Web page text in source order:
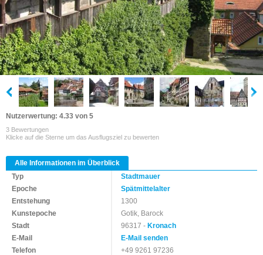
Nutzerwertung: 4.33 von 5
3 Bewertungen
Klicke auf die Sterne um das Ausflugsziel zu bewerten
Alle Informationen im Überblick
Typ
Stadtmauer
Epoche
Spätmittelalter
Entstehung
1300
Kunstepoche
Gotik, Barock
Stadt
96317 -Kronach
E-Mail
E-Mail senden
Telefon
+49 9261 97236